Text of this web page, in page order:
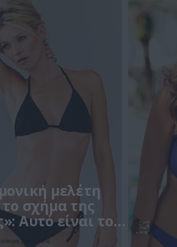
μελέτη
σχήμα της
Αυτό είναι το
σώμα
βαθμολογίες